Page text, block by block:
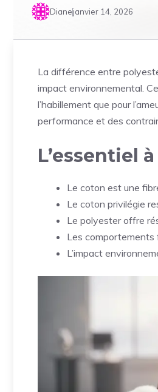
Dianejanvier 14, 2026
La différence entre
impact environnemental.
l’habillement que pour
performance et des
L’essentiel
Le coton est une
Le coton privilégie
Le polyester offre
Les comportements
L’impact